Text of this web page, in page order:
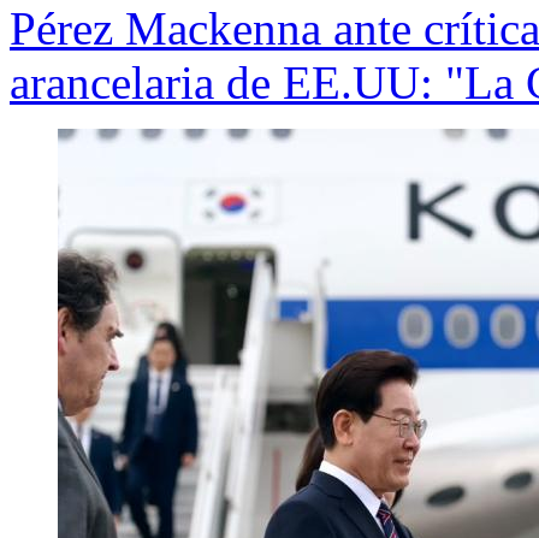
Pérez Mackenna ante
arancelaria de EE.UU: "La